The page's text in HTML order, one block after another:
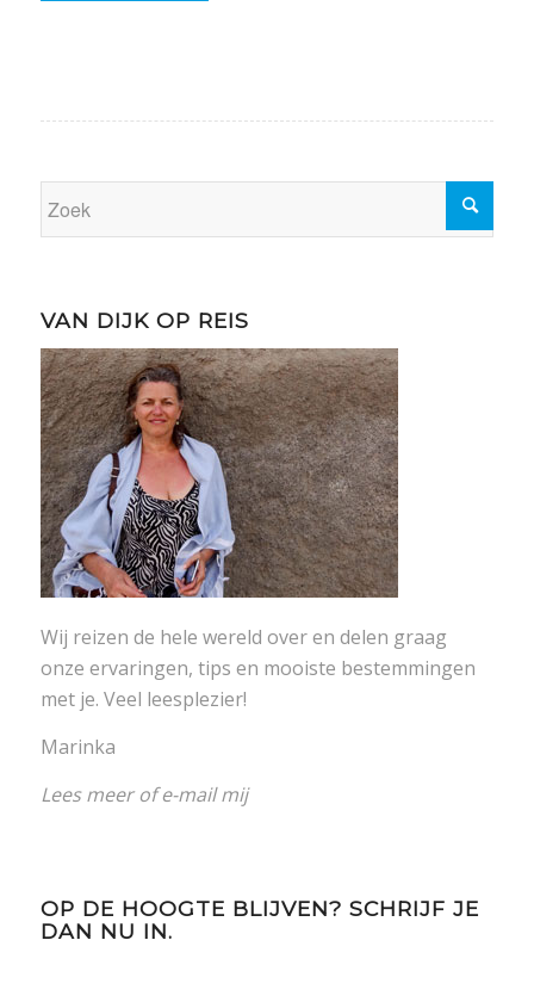
VAN DIJK OP REIS
Wij reizen de hele wereld over en delen graag
onze ervaringen, tips en mooiste bestemmingen
met je. Veel leesplezier!
Marinka
Lees meerofe-mail mij
OP DE HOOGTE BLIJVEN? SCHRIJF JE
DAN NU IN.